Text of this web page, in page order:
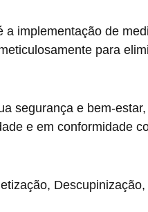
a implementação de
para
segurança e bem-
e em conformidade